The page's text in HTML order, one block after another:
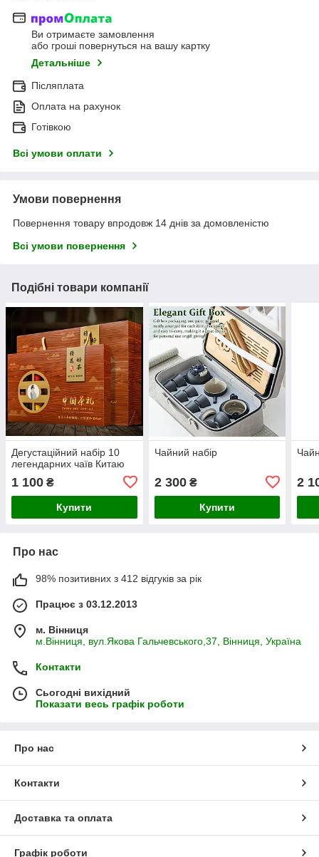
Ви отримаєте замовлення
або гроші повернуться на вашу картку
Детальніше
Післяплата
Оплата на рахунок
Готівкою
Всі умови оплати
Умови повернення
Повернення товару впродовж 14 днів за домовленістю
Всі умови повернення
Подібні товари компанії
Дегустаційний набір 10
легендарних чаїв Китаю
1 100 ₴
Купити
Чайний набір
2 300₴
Купити
2
Про нас
98% позитивних з 412 відгуків за рік
Працює з 03.12.2013
м. Вінниця
м.Вінниця, вул.Якова Гальчевського,37, Вінниця, Україна
Контакти
Сьогодні вихідний
Показати весь графік роботи
Про нас
Контакти
Доставка та оплата
Графік роботи